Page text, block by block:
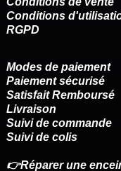
Conditions
RGPD
Modes de paiement
Paiement sécurisé
Satisfait Remboursé
Livraison
Suivi de commande
Suivi de colis
👉Réparer une